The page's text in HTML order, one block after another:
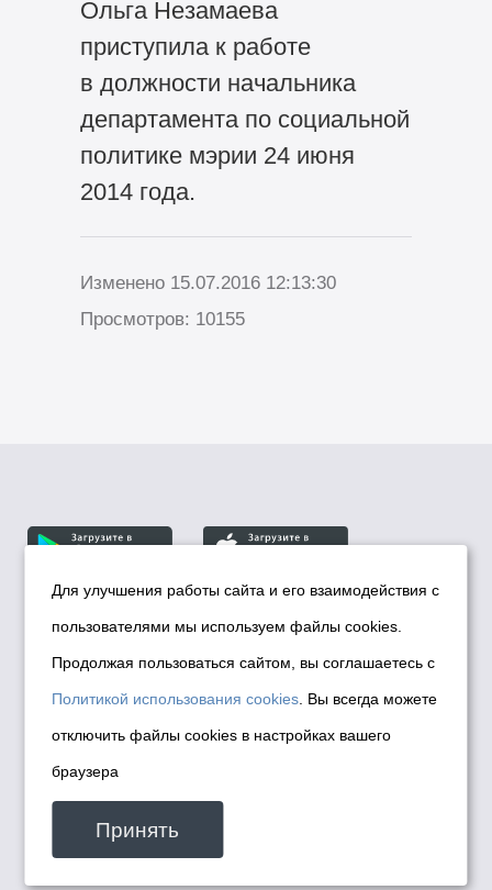
Ольга Незамаева
приступила к работе
в должности начальника
департамента по социальной
политике мэрии 24 июня
2014 года.
Изменено 15.07.2016 12:13:30
Просмотров: 10155
© Департамент информационной политики мэрии
города Новосибирска, 2026
Политика использования Cookies
Политика по обработке персональных
данных в информационных системах
мэрии города Новосибирска
Техническая поддержка сайта -
malinchukvl@mail.ru
Для улучшения работы сайта и его взаимодействия с
пользователями мы используем файлы cookies.
Продолжая пользоваться сайтом, вы соглашаетесь с
Политикой использования cookies . Вы всегда можете
отключить файлы cookies в настройках вашего
браузера
Принять